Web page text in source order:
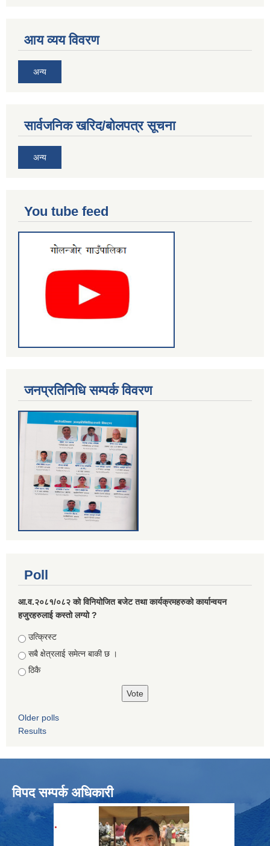
आय व्यय विवरण
अन्य
सार्वजनिक खरिद/बोलपत्र सूचना
अन्य
You tube feed
जनप्रतिनिधि सम्पर्क विवरण
Poll
आ.व.२०८१/०८२ को विनियोजित बजेट तथा कार्यक्रमहरुको कार्यान्वयन
हजुरहरुलाई कस्तो लग्यो ?
Choices
उत्क्रिस्ट
सबै क्षेत्रलाई समेत्न बाकी छ ।
ठिकै
Older polls
Results
विपद सम्पर्क अधिकारी